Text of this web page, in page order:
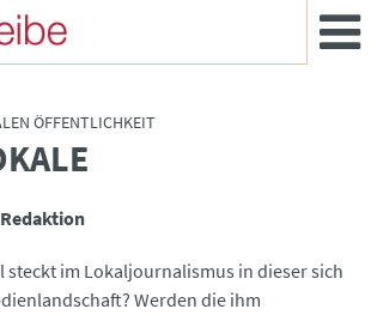
ÖFFENTLICHKEIT
steckt im Lokaljournalismus in dieser sich
Werden die ihm